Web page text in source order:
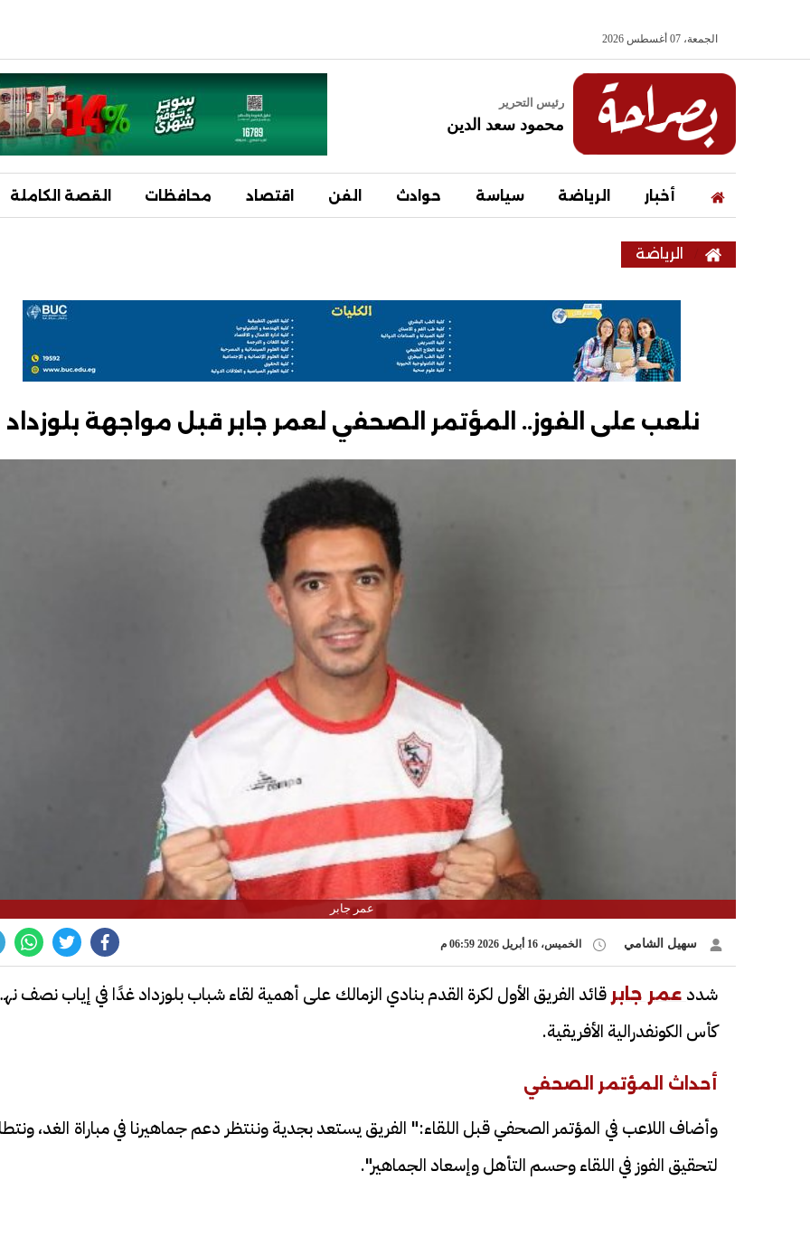
الجمعة، 07 أغسطس 2026
رئيس التحرير
محمود سعد الدين
أخبار الرياضة سياسة حوادث الفن اقتصاد محافظات القصة الكاملة
الرياضة
نلعب على الفوز.. المؤتمر الصحفي لعمر جابر قبل مواجهة بلوزداد
عمر جابر
سهيل الشامي الخميس، 16 أبريل 2026 06:59 م
شدد عمر جابر قائد الفريق الأول لكرة القدم بنادي الزمالك على أهمية لقاء شباب بلوزداد غدًا في إياب نصف
كأس الكونفدرالية الأفريقية.
أحداث المؤتمر الصحفي
وأضاف اللاعب في المؤتمر الصحفي قبل اللقاء:" الفريق يستعد بجدية وننتظر دعم جماهيرنا في مباراة الغد،
لتحقيق الفوز في اللقاء وحسم التأهل وإسعاد الجماهير".